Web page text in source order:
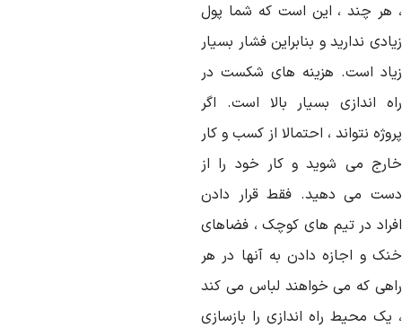
هر چند ، این است که شما پول
ندارید و بنابراین فشار بسیار
است. هزینه های شکست در
اندازی بسیار بالا است. اگر
نتواند ، احتمالا از کسب و کار
می شوید و کار خود را از
می دهید. فقط قرار دادن
در تیم های کوچک ، فضاهای
و اجازه دادن به آنها در هر
که می خواهند لباس می کند
یک محیط راه اندازی را بازسازی